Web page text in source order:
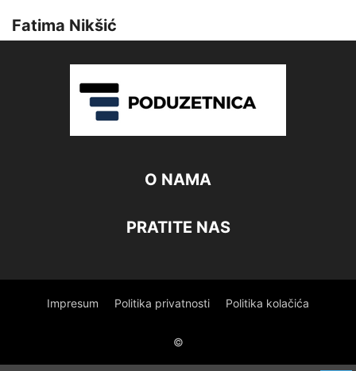
Fatima Nikšić
O NAMA
PRATITE NAS
Impresum Politika privatnosti Politika kolačića
©